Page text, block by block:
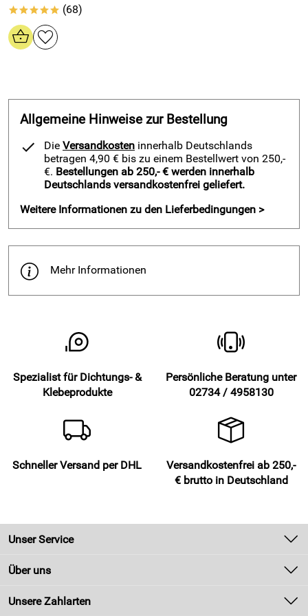
Flammbestänigkeit: gering
Alterungsbeständigkeit: ausgezeichnet
Bezinbeständigkeit: schlecht
Beständigkeit gegenüber Alkohol: gut
Beständigkeit gegen Säuren und Laugen: gut
Hersteller: Fugendichtband24 GmbH, Hommeswiese 43
57258 Freudenberg, www.fugendichtband24.com
Verantwortliche Person: vertr. d. d. Geschäftsführer Reiner
Schneider, Hommeswiese 43 57258 Freudenberg,
***** (68)
Allgemeine Hinweise zur Bestellung
Die Versandkosten innerhalb Deutschlands
betragen 4,90 € bis zu einem Bestellwert von 250,-
€. Bestellungen ab 250,- € werden innerhalb
Deutschlands versandkostenfrei geliefert.
Weitere Informationen zu den Lieferbedingungen >
Mehr Informationen
Spezialist für Dichtungs- &
Klebeprodukte
Persönliche Beratung unter
02734 / 4958130
Schneller Versand per DHL
Versandkostenfrei ab 250,-
€ brutto in Deutschland
Unser Service
Kontakt
Zahlung und Versand
Über uns
Unsere Bestseller
Unsere Zahlarten